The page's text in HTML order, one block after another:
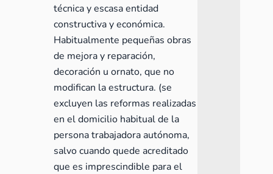
técnica y escasa entidad
constructiva y económica.
Habitualmente pequeñas obras
de mejora y reparación,
decoración u ornato, que no
modifican la estructura. (se
excluyen las reformas realizadas
en el domicilio habitual de la
persona trabajadora autónoma,
salvo cuando quede acreditado
que es imprescindible para el